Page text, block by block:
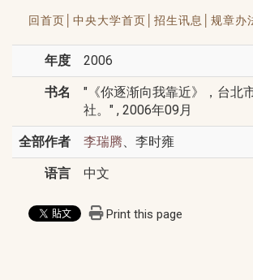
回首页│ 中央大学首页│ 招生讯息│ 规章办
年度 2006
书名
"《你逐渐向我靠近》，台北
社。" , 2006年09月
全部作者 李瑞腾 、李时雍
语言 中文
Print this page